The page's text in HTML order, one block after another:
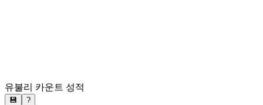
유불리 카운트 성적
💾 ?